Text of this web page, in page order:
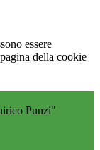
essere
della cookie
Punzi"